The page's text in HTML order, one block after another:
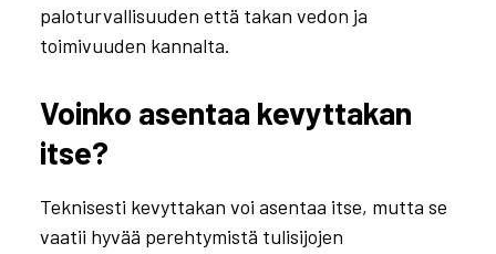
paloturvallisuuden että takan vedon ja
toimivuuden kannalta.
Voinko asentaa kevyttakan
itse?
Teknisesti kevyttakan voi asentaa itse, mutta se
vaatii hyvää perehtymistä tulisijojen